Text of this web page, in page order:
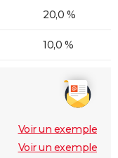
20,0 %
10,0 %
Voir un exemple
Voir un exemple